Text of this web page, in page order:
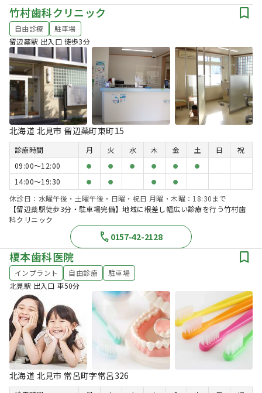
竹村歯科クリニック
自由診療
駐車場
留辺蘂駅 出入口 徒歩3分
北海道 北見市 留辺蘂町東町15
診療時間 月 火 水 木 金 土 日
祝
09:00〜12:00
● ● ● ● ● ●
14:00〜19:30 ● ● ● ●
休診日：水曜午後・土曜午後・日曜・祝日 月曜・木曜：18:30まで
【留辺蘂駅徒歩3分・駐車場完備】地域に根差し幅広い診療を行う竹村歯
科クリニック
0157-42-2128
榎本歯科医院
インプラント 自由診療
駐車場
北見駅 出入口 車50分
北海道 北見市 常呂町字常呂326